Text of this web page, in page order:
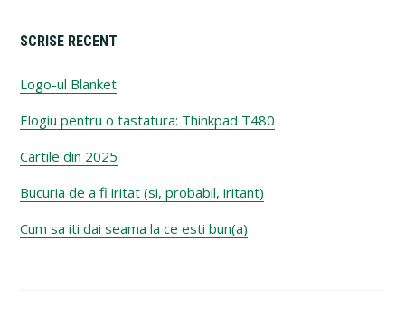
SCRISE RECENT
Logo-ul Blanket
Elogiu pentru o tastatura: Thinkpad T480
Cartile din 2025
Bucuria de a fi iritat (si, probabil, iritant)
Cum sa iti dai seama la ce esti bun(a)